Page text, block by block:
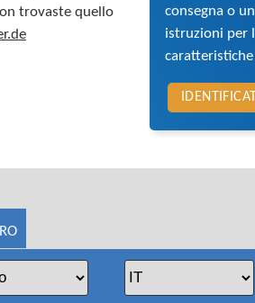
trovaste quello
consegna o
istruzioni per